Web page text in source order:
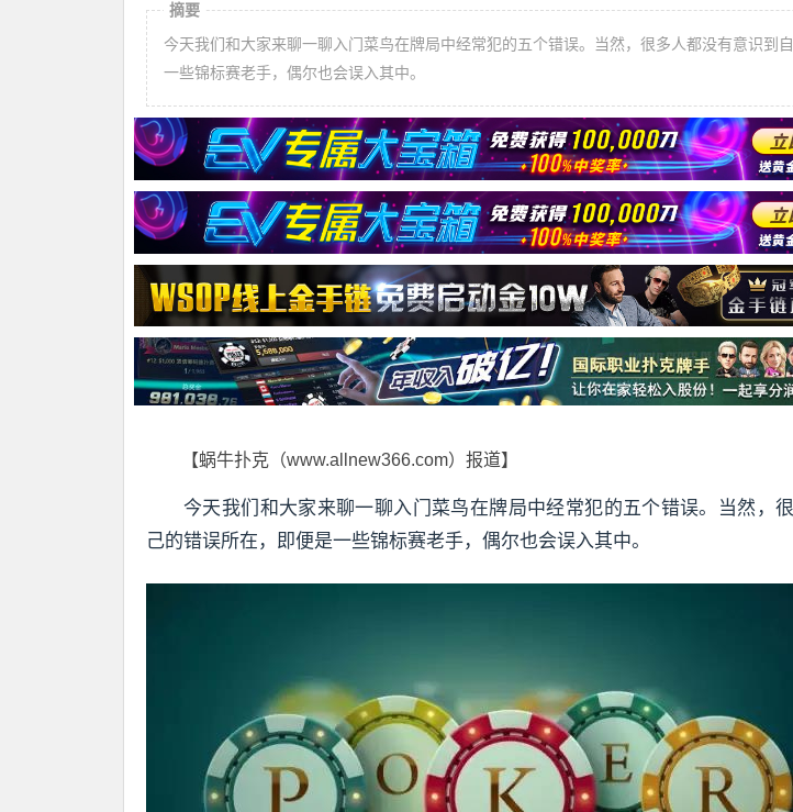
摘要
今天我们和大家来聊一聊入门菜鸟在牌局中经常犯的五个错误。当然，很多人都没有意识到
一些锦标赛老手，偶尔也会误入其中。
【蜗牛扑克（www.allnew366.com）报道】
今天我们和大家来聊一聊入门菜鸟在牌局中经常犯的五个错误。当然，
己的错误所在，即便是一些锦标赛老手，偶尔也会误入其中。